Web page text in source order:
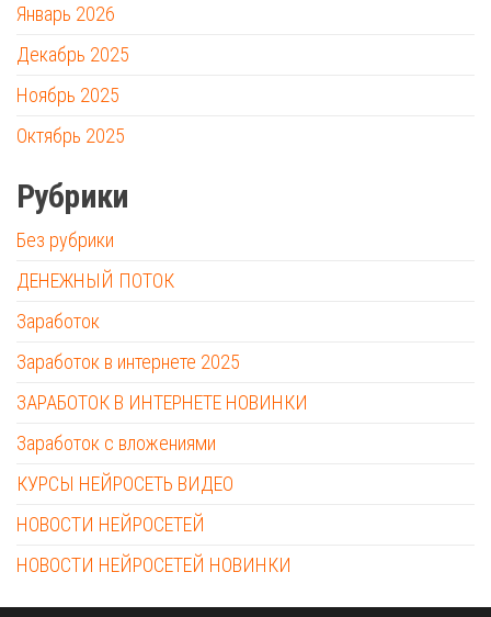
Январь 2026
Декабрь 2025
Ноябрь 2025
Октябрь 2025
Рубрики
Без рубрики
ДЕНЕЖНЫЙ ПОТОК
Заработок
Заработок в интернете 2025
ЗАРАБОТОК В ИНТЕРНЕТЕ НОВИНКИ
Заработок с вложениями
КУРСЫ НЕЙРОСЕТЬ ВИДЕО
НОВОСТИ НЕЙРОСЕТЕЙ
НОВОСТИ НЕЙРОСЕТЕЙ НОВИНКИ